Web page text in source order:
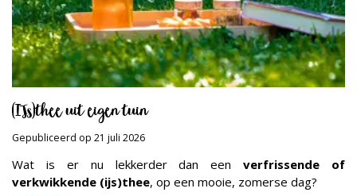
(IJs)thee uit eigen tuin
Gepubliceerd op 21 juli 2026
Wat is er nu lekkerder dan eenverfrissende of
verkwikkende (ijs)thee, op een mooie, zomerse dag?